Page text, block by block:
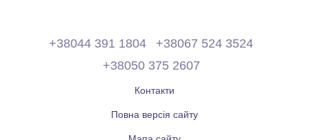
+38044 391 1804
+38067 524 3524
+38050 375 2607
Контакти
Повна версія сайту